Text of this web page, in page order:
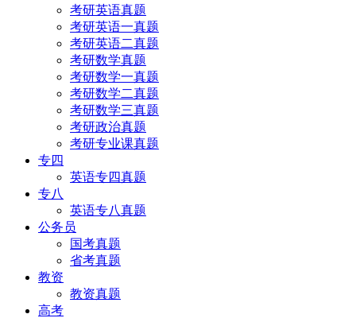
考研英语真题
考研英语一真题
考研英语二真题
考研数学真题
考研数学一真题
考研数学二真题
考研数学三真题
考研政治真题
考研专业课真题
专四
英语专四真题
专八
英语专八真题
公务员
国考真题
省考真题
教资
教资真题
高考